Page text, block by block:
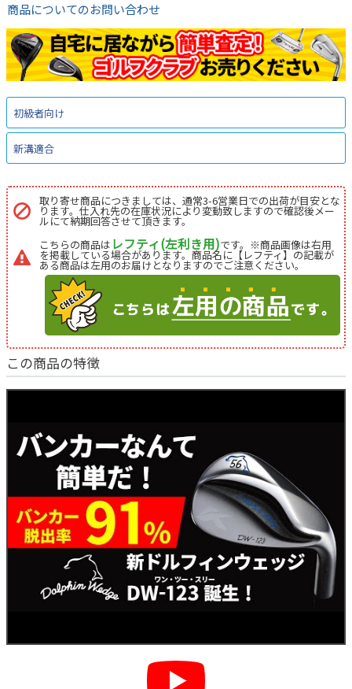
商品についてのお問い合わせ
初級者向け
新溝適合
取り寄せ商品につきましては、通常3-6営業日での出荷が目安とな
ります。仕入れ先の在庫状況により変動致しますので確認後メー
ルにて納期回答させて頂きます。
こちらの商品は レフティ(左利き用)です。※商品画像は右用
を掲載している場合があります。商品名に【レフティ】の記載が
ある商品は左用のお届けとなりますのでご注意ください。
この商品の特徴